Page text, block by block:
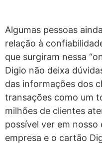
Algumas pessoas
relação à
que surgiram nessa
Digio não deixa
das informações dos
transações como um
milhões de clientes
possível ver em nosso
empresa e o cartão